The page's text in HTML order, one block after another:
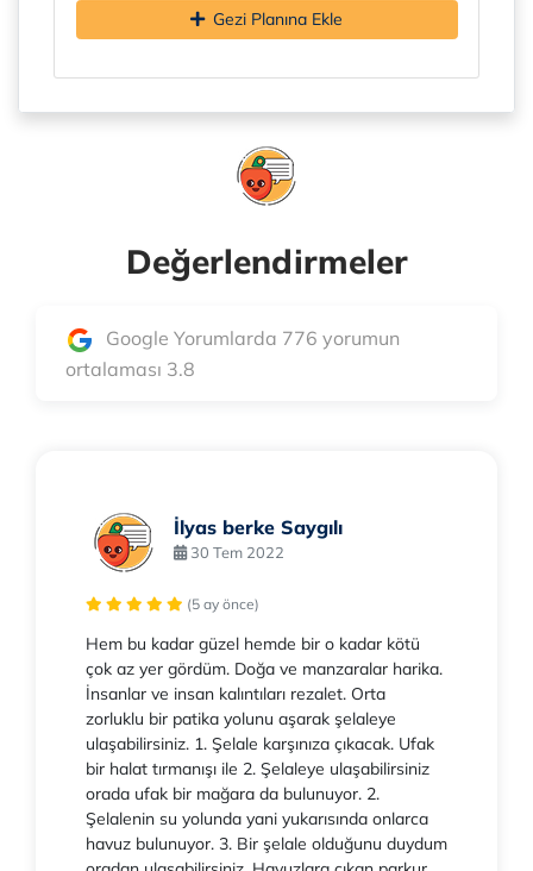
Gezi Planına Ekle
Değerlendirmeler
Google Yorumlarda 776 yorumun
ortalaması 3.8
İlyas berke Saygılı
30 Tem 2022
(5 ay önce)
Hem bu kadar güzel hemde bir o kadar kötü
çok az yer gördüm. Doğa ve manzaralar harika.
İnsanlar ve insan kalıntıları rezalet. Orta
zorluklu bir patika yolunu aşarak şelaleye
ulaşabilirsiniz. 1. Şelale karşınıza çıkacak. Ufak
bir halat tırmanışı ile 2. Şelaleye ulaşabilirsiniz
orada ufak bir mağara da bulunuyor. 2.
Şelalenin su yolunda yani yukarısında onlarca
havuz bulunuyor. 3. Bir şelale olduğunu duydum